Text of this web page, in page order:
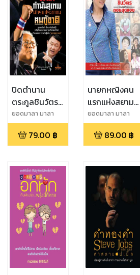
ปิดตำนาน
ตระกูลชินวัตร
กำนันสุเทพ
นักรบประชา
ชนฅนกู้ชาติ
ยอดมาลา มาลา
79.00 ฿
นายกหญิงคน
แรกแห่งสยาม
ประเทศ ยิ่ง
ลักษณ์ ชินวัตร
วอนคนทั้งโลก
ยอดมาลา มาลา
89.00 ฿